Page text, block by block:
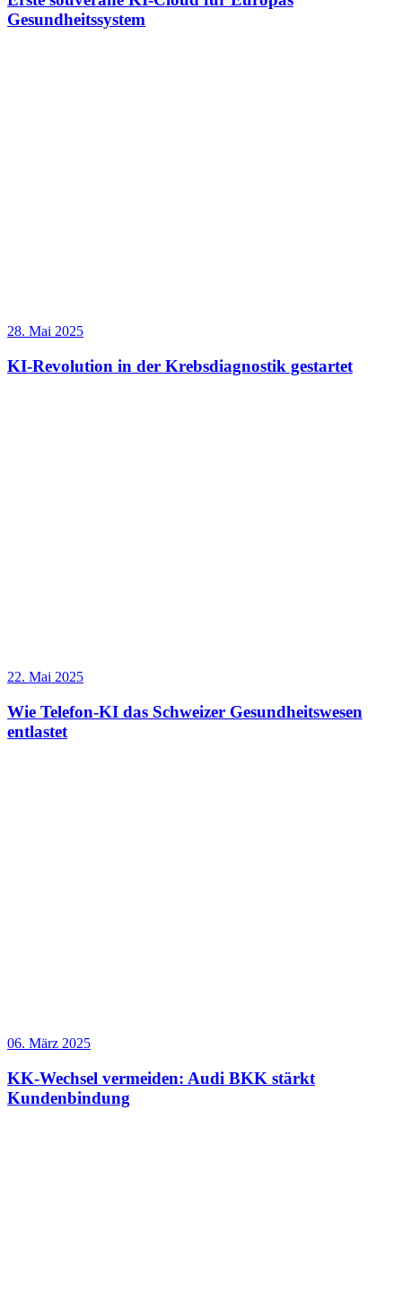
Gesundheitssystem
28. Mai 2025
KI-Revolution in der Krebsdiagnostik gestartet
22. Mai 2025
Wie Telefon-KI das Schweizer Gesundheitswesen
entlastet
06. März 2025
KK-Wechsel vermeiden: Audi BKK stärkt
Kundenbindung